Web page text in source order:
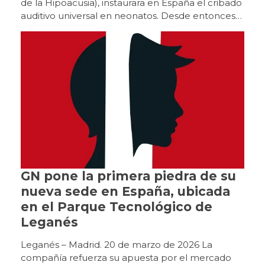
GN pone la primera piedra de su
nueva sede en España, ubicada
en el Parque Tecnológico de
Leganés
Leganés – Madrid. 20 de marzo de 2026 La
compañía refuerza su apuesta por el mercado